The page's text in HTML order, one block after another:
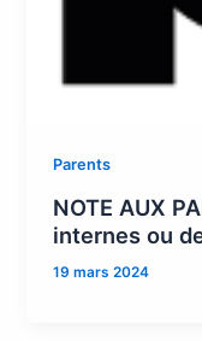
Parents
NOTE AUX
internes ou
19 mars 2024